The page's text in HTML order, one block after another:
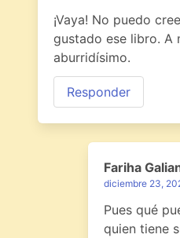
¡Vaya! No puedo
gustado ese libro. A
aburridísimo.
Responder
Fariha
diciembre 23,
Pues qué
quien tiene